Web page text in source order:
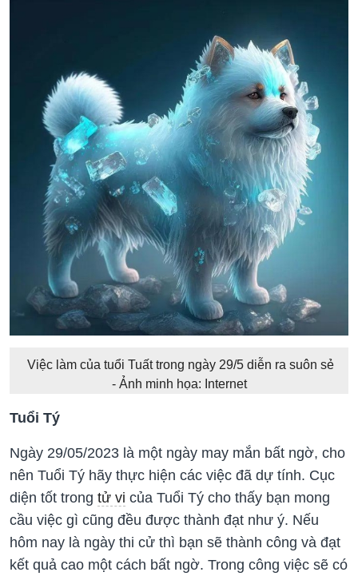
Việc làm của tuổi Tuất trong ngày 29/5 diễn ra suôn sẻ
- Ảnh minh họa: Internet
Tuổi Tý
Ngày 29/05/2023 là một ngày may mắn bất ngờ, cho
nên Tuổi Tý hãy thực hiện các việc đã dự tính. Cục
diện tốt trong tử vi của Tuổi Tý cho thấy bạn mong
cầu việc gì cũng đều được thành đạt như ý. Nếu
hôm nay là ngày thi cử thì bạn sẽ thành công và đạt
kết quả cao một cách bất ngờ. Trong công việc sẽ có